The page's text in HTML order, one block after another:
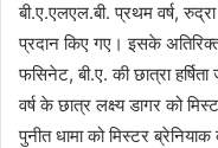
बी.ए.एलएल.बी. प्रथम वर्ष,
प्रदान किए गए। इसके
फसिनेट, बी.ए. की छात्रा
वर्ष के छात्र लक्ष्य डागर को
पुनीत धामा को मिस्टर